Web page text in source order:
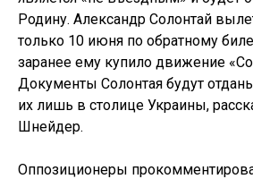
Родину. Александр Солонтай
только 10 июня по обратному
заранее ему купило движение
Документы Солонтая будут
их лишь в столице Украины,
Шнейдер.
Оппозиционеры